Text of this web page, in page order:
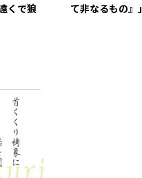
くで狼
て非なるもの』」